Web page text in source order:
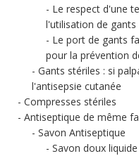
Le respect d'une
l'utilisation de gants
Le port de gants
pour la prévention
Gants stériles : si
l'antisepsie cutanée
Compresses stériles
Antiseptique de même
Savon Antiseptique
Savon doux